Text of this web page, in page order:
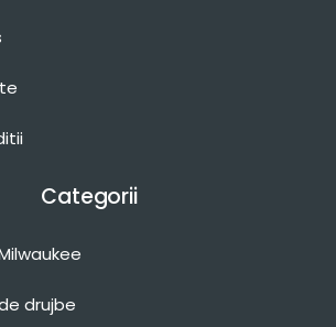
Categorii
drujbe